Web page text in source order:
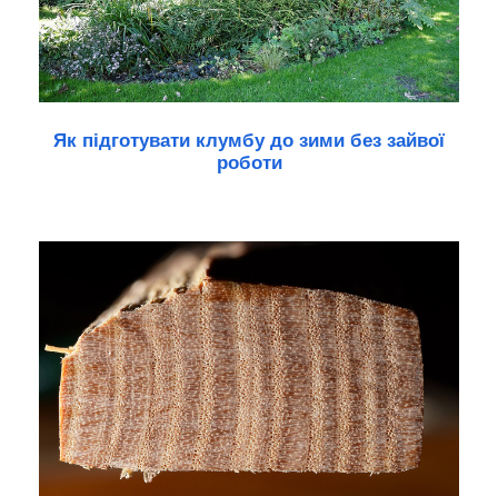
Як підготувати клумбу до зими без зайвої
роботи